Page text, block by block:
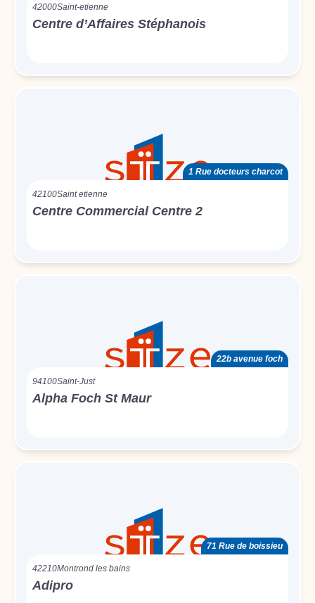
42000Saint-etienne
Centre d’Affaires Stéphanois
1 Rue docteurs charcot
42100Saint etienne
Centre Commercial Centre 2
22b avenue foch
94100Saint-Just
Alpha Foch St Maur
71 Rue de boissieu
42210Montrond les bains
Adipro